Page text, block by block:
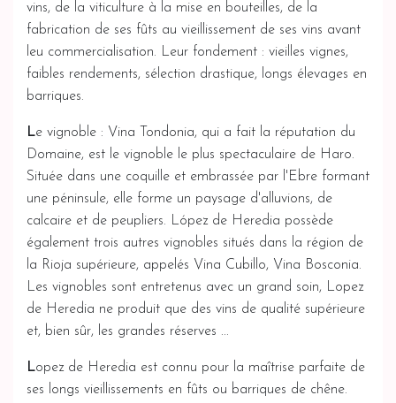
vins, de la viticulture à la mise en bouteilles, de la
fabrication de ses fûts au vieillissement de ses vins avant
leu commercialisation. Leur fondement : vieilles vignes,
faibles rendements, sélection drastique, longs élevages en
barriques.
Le vignoble : Vina Tondonia, qui a fait la réputation du
Domaine, est le vignoble le plus spectaculaire de Haro.
Située dans une coquille et embrassée par l'Ebre formant
une péninsule, elle forme un paysage d'alluvions, de
calcaire et de peupliers. López de Heredia possède
également trois autres vignobles situés dans la région de
la Rioja supérieure, appelés Vina Cubillo, Vina Bosconia.
Les vignobles sont entretenus avec un grand soin, Lopez
de Heredia ne produit que des vins de qualité supérieure
et, bien sûr, les grandes réserves ...
Lopez de Heredia est connu pour la maîtrise parfaite de
ses longs vieillissements en fûts ou barriques de chêne.